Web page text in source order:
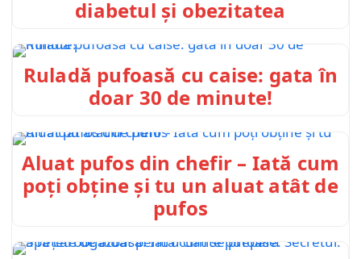
diabetul și obezitatea
Ruladă pufoasă cu caise: gata în
doar 30 de minute!
Aluat pufos din chefir – Iată cum
poți obține și tu un aluat atât de
pufos